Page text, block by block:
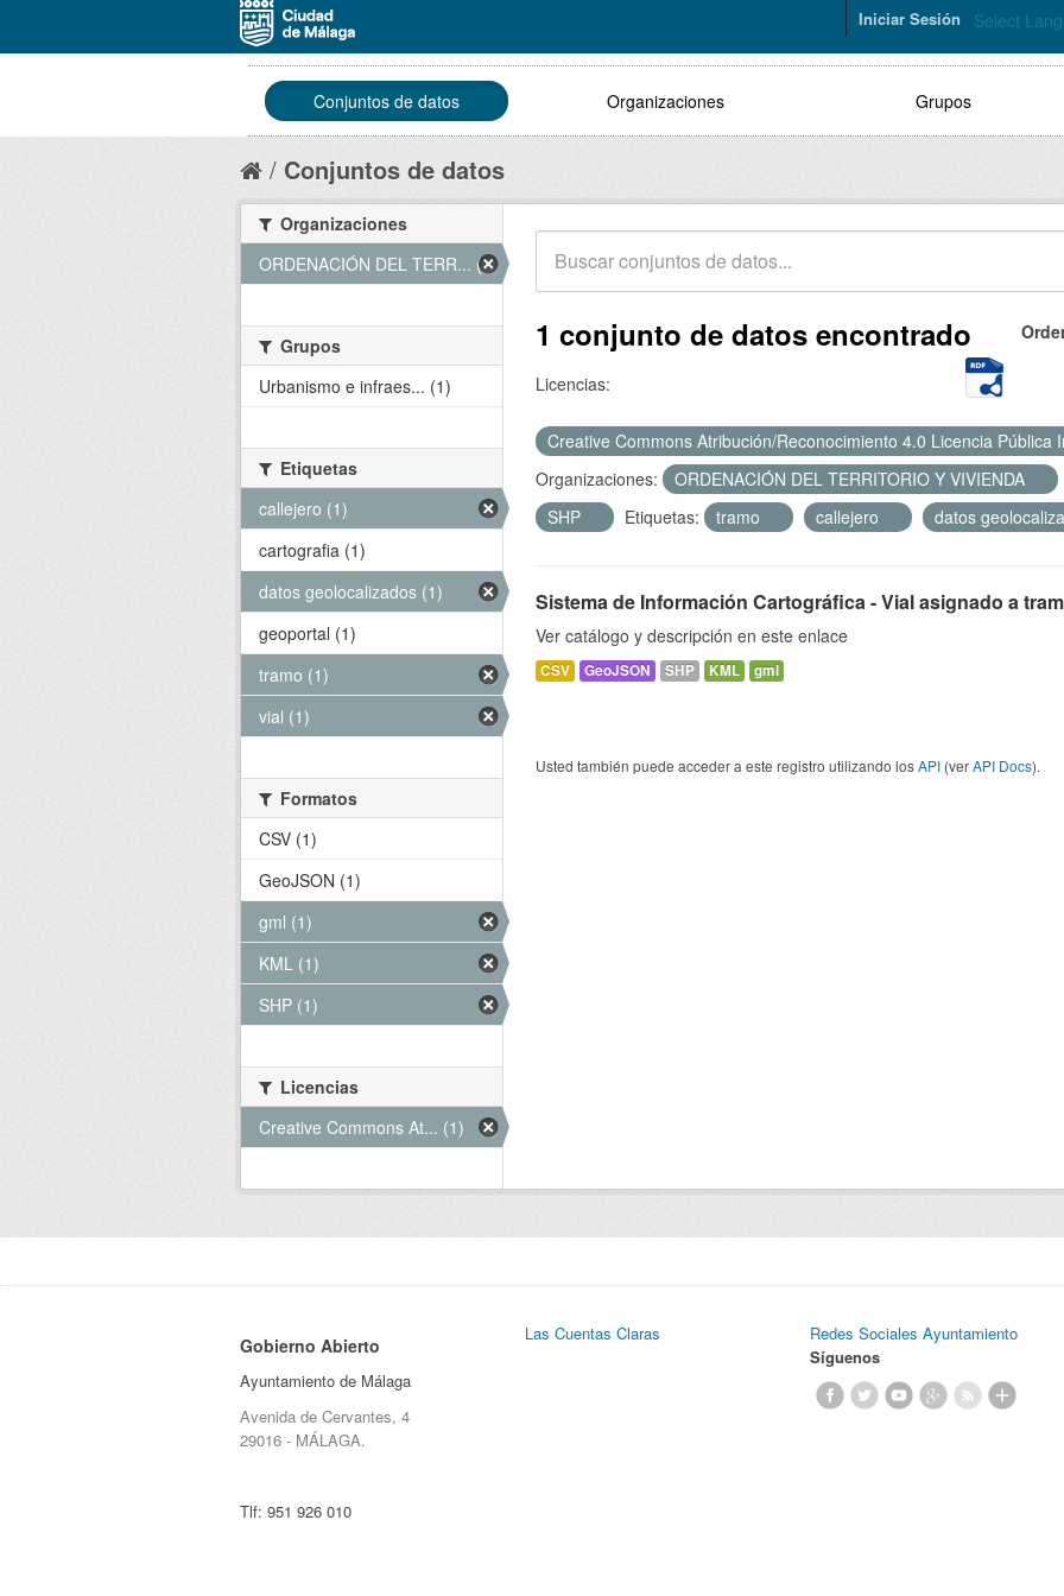
Select
Iniciar Sesión
Conjuntos de datos Organizaciones Grupos
Conjuntos de datos
1 conjunto de datos encontrado
Licencias:
Creative Commons Atribución/Reconocimiento 4.0 Licencia
Organizaciones:
ORDENACIÓN DEL TERRITORIO Y VIVIENDA
SHP
Etiquetas: tramo callejero datos
Sistema de Información Cartográfica - Vial asignado a
Ver catálogo y descripción en este enlace
CSV GeoJSON SHP KML gml
Usted también puede acceder a este registro utilizando losAPI (verAPI Docs).
Organizaciones
ORDENACIÓN DEL TERR... (1)
Grupos
Urbanismo e infraes... (1)
Etiquetas
callejero (1)
cartografia (1)
datos geolocalizados (1)
geoportal (1)
tramo (1)
vial (1)
Formatos
CSV (1)
GeoJSON (1)
gml (1)
KML (1)
SHP (1)
Licencias
Creative Commons At... (1)
Gobierno Abierto
Ayuntamiento de Málaga
Avenida de Cervantes, 4
29016 - MÁLAGA.
Tlf: 951 926 010
Las Cuentas Claras
Redes Sociales Ayuntamiento
Síguenos